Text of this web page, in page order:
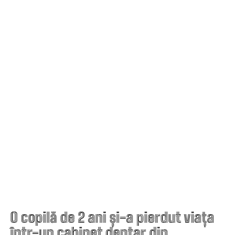
O copilă de 2 ani și-a pierdut viața